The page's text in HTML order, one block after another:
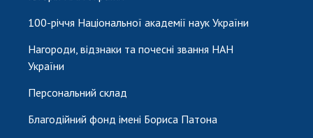
100-річчя Національної академії наук України
Нагороди, відзнаки та почесні звання НАН
України
Персональний склад
Благодійний фонд імені Бориса Патона